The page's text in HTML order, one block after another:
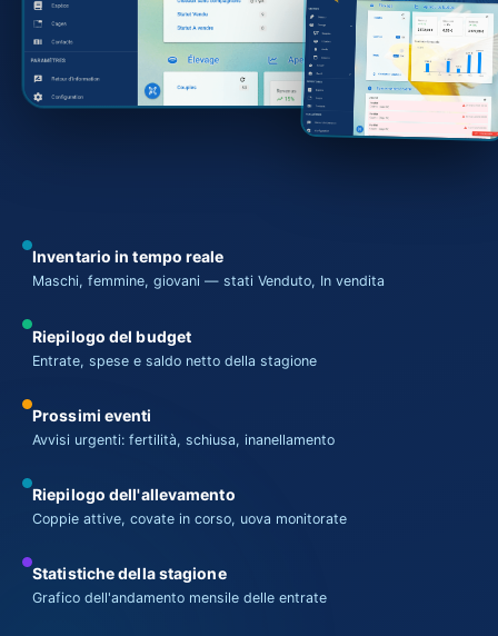
Inventario in tempo reale
Maschi, femmine, giovani — stati Venduto, In vendita
Riepilogo del budget
Entrate, spese e saldo netto della stagione
Prossimi eventi
Avvisi urgenti: fertilità, schiusa, inanellamento
Riepilogo dell'allevamento
Coppie attive, covate in corso, uova monitorate
Statistiche della stagione
Grafico dell'andamento mensile delle entrate